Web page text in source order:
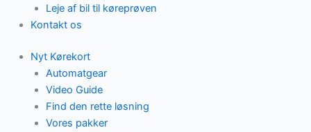
Leje af bil til køreprøven
Kontakt os
Nyt Kørekort
Automatgear
Video Guide
Find den rette løsning
Vores pakker